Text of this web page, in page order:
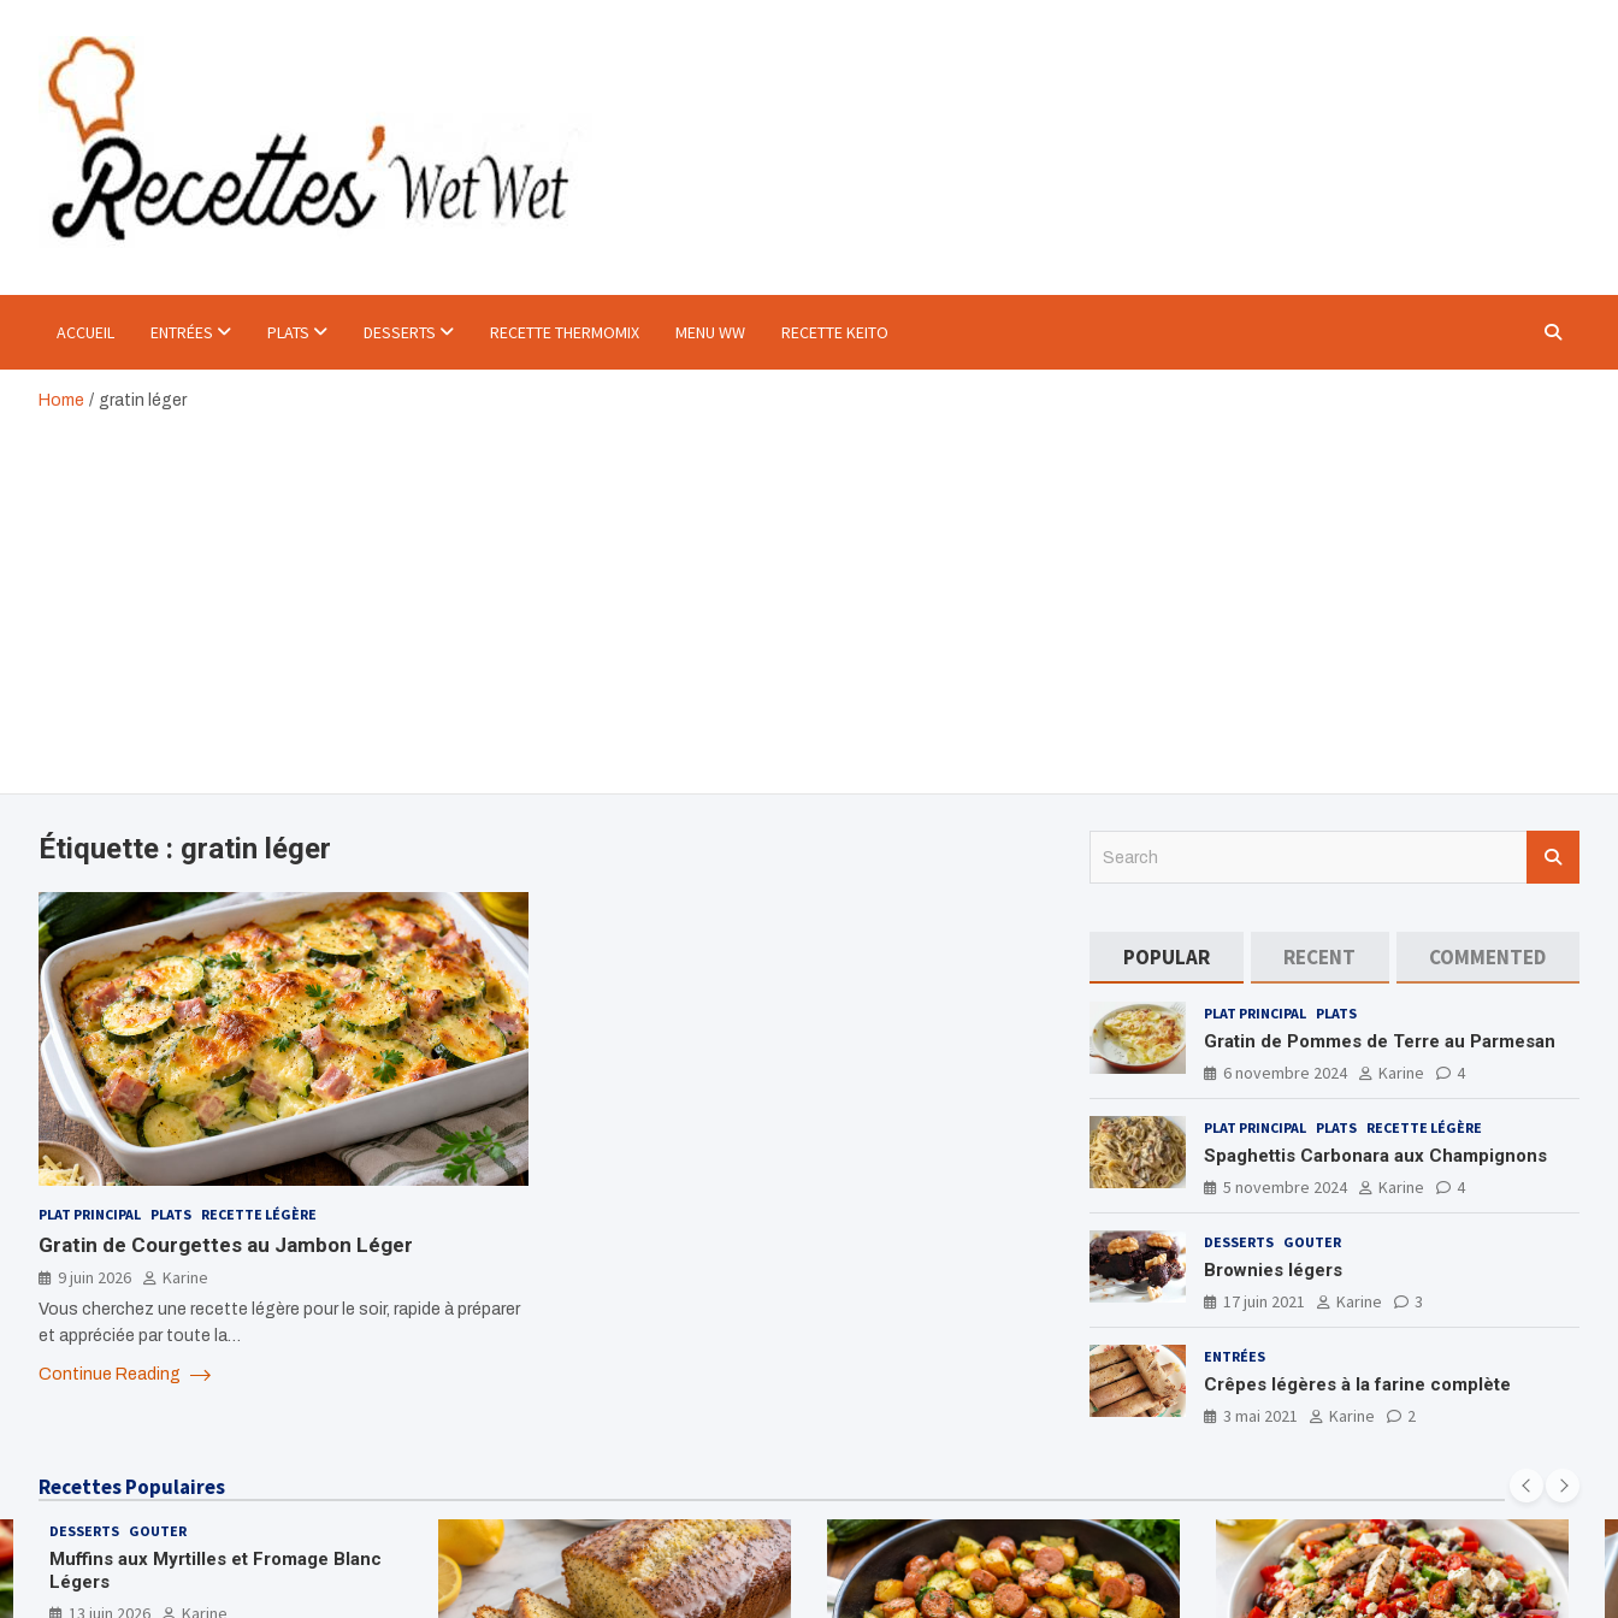
content
Recette WetWet
ACCUEIL ENTRÉES PLATS DESSERTS RECETTE THERMOMIX MENU WW RECETTE KEITO
Home gratin léger
Étiquette : gratin léger
PLAT PRINCIPAL PLATS RECETTE LÉGÈRE
Gratin de Courgettes au Jambon Léger
9 juin 2026 Karine
Vous cherchez une recette légère pour le soir, rapide à préparer
et appréciée par toute la…
Continue Reading
POPULAR RECENT COMMENTED
PLAT PRINCIPAL PLATS
Gratin de Pommes de Terre au Parmesan
6 novembre 2024
Karine 4
PLAT PRINCIPAL PLATS RECETTE LÉGÈRE
Spaghettis Carbonara aux Champignons
5 novembre 2024
Karine 4
DESSERTS GOUTER
Brownies légers
17 juin 2021
Karine 3
ENTRÉES
Crêpes légères à la farine complète
3 mai 2021
Karine 2
Recettes Populaires
DESSERTS GOUTER
Muffins aux Myrtilles et Fromage Blanc
Légers
13 juin 2026
Karine